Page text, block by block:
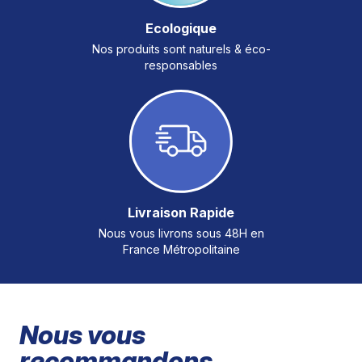
Ecologique
Nos produits sont naturels & éco-
responsables
Livraison Rapide
Nous vous livrons sous 48H en
France Métropolitaine
Nous vous